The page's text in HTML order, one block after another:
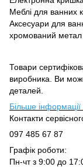
Меблі для ванних
Аксесуари для
хромований метал
Товари
виробника. Ви
деталей.
Більше
Контакти
097 485 67 87
Графік роботи:
Пн-чт з 9:00 до